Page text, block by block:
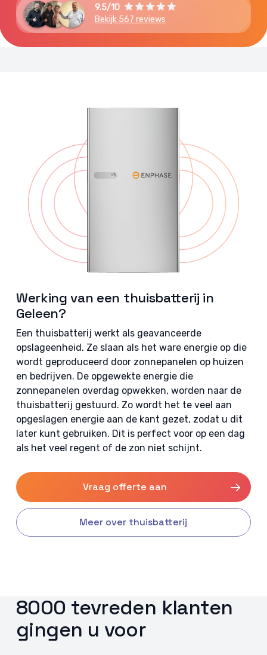
9.5/10
Bekijk 567 reviews
Werking van een thuisbatterij in
Geleen?
Een thuisbatterij werkt als geavanceerde
opslageenheid. Ze slaan als het ware energie op die
wordt geproduceerd door zonnepanelen op huizen
en bedrijven. De opgewekte energie die
zonnepanelen overdag opwekken, worden naar de
thuisbatterij gestuurd. Zo wordt het te veel aan
opgeslagen energie aan de kant gezet, zodat u dit
later kunt gebruiken. Dit is perfect voor op een dag
als het veel regent of de zon niet schijnt.
Vraag offerte aan
Meer over thuisbatterij
8000 tevreden klanten
gingen u voor